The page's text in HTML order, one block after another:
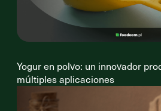
Yogur en polvo: un innovador
múltiples aplicaciones